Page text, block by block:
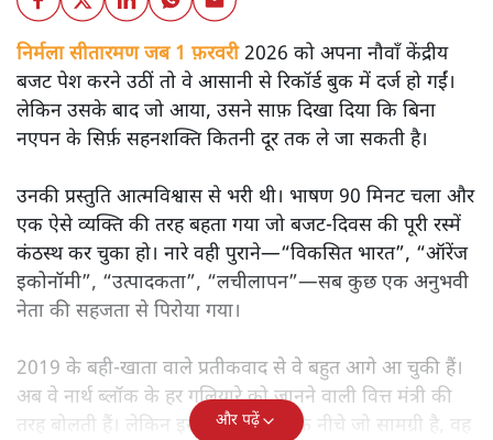
निर्मला सीतारमण जब 1 फ़रवरी2026 को अपना नौवाँ केंद्रीय
बजट पेश करने उठीं तो वे आसानी से रिकॉर्ड बुक में दर्ज हो गईं।
लेकिन उसके बाद जो आया, उसने साफ़ दिखा दिया कि बिना
नएपन के सिर्फ़ सहनशक्ति कितनी दूर तक ले जा सकती है।
उनकी प्रस्तुति आत्मविश्वास से भरी थी। भाषण 90 मिनट चला और
एक ऐसे व्यक्ति की तरह बहता गया जो बजट‑दिवस की पूरी रस्में
कंठस्थ कर चुका हो। नारे वही पुराने—“विकसित भारत”, “ऑरेंज
इकोनॉमी”, “उत्पादकता”, “लचीलापन”—सब कुछ एक अनुभवी
नेता की सहजता से पिरोया गया।
2019 के बही‑खाता वाले प्रतीकवाद से वे बहुत आगे आ चुकी हैं।
अब वे नार्थ ब्लॉक के हर गलियारे को जानने वाली वित्त मंत्री की
तरह बोलती हैं। लेकिन इस आत्मविश्वास के नीचे जो सामग्री है, वह
और पढ़ें